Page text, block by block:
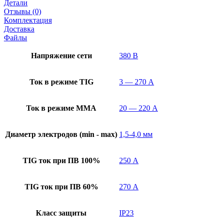
Детали
Отзывы (0)
Комплектация
Доставка
Файлы
Напряжение сети 380 В
Ток в режиме TIG 3 — 270 А
Ток в режиме ММА 20 — 220 А
Диаметр электродов (min - max) 1,5-4,0 мм
TIG ток при ПВ 100% 250 А
TIG ток при ПВ 60% 270 А
Класс защиты IP23